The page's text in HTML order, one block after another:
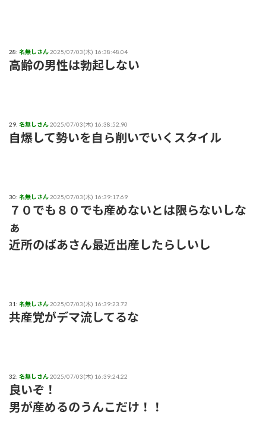
28: 名無しさん2025/07/03(木) 16:38:48.04
高齢の男性は勃起しない
29: 名無しさん2025/07/03(木) 16:38:52.90
自爆して勢いを自ら削いでいくスタイル
30: 名無しさん2025/07/03(木) 16:39:17.69
７０でも８０でも産めないとは限らないしな
ぁ
近所のばあさん最近出産したらしいし
31: 名無しさん2025/07/03(木) 16:39:23.72
共産党がデマ流してるな
32: 名無しさん2025/07/03(木) 16:39:24.22
良いぞ！
男が産めるのうんこだけ！！